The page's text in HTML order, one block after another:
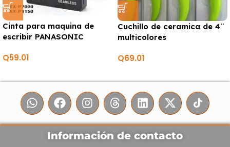
Cinta para maquina de
escribir PANASONIC
Q59.01
Cuchillo de ceramica de 4¨
multicolores
Q69.01
Información de contacto